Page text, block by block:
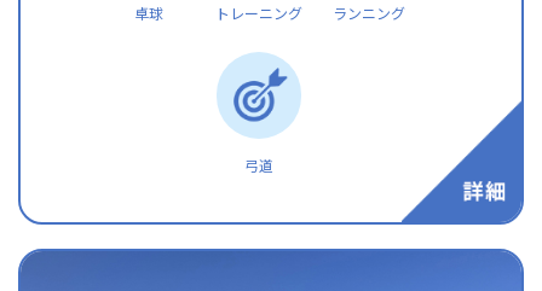
卓球 トレーニング ランニング
弓道